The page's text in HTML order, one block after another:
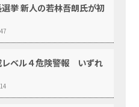
挙 新人の若林吾朗氏が初
レベル４危険警報 いずれ